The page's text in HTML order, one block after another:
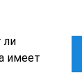
ли
имеет